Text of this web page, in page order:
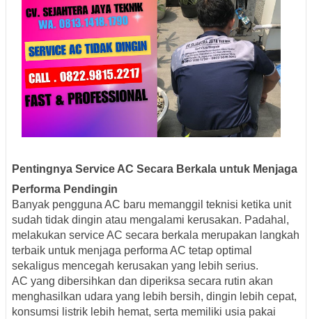
Pentingnya Service AC Secara Berkala untuk Menjaga
Performa Pendingin
Banyak pengguna AC baru memanggil teknisi ketika unit
sudah tidak dingin atau mengalami kerusakan. Padahal,
melakukan service AC secara berkala merupakan langkah
terbaik untuk menjaga performa AC tetap optimal
sekaligus mencegah kerusakan yang lebih serius.
AC yang dibersihkan dan diperiksa secara rutin akan
menghasilkan udara yang lebih bersih, dingin lebih cepat,
konsumsi listrik lebih hemat, serta memiliki usia pakai